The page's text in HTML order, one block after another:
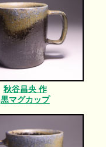
秋谷昌央 作
黒マグカップ